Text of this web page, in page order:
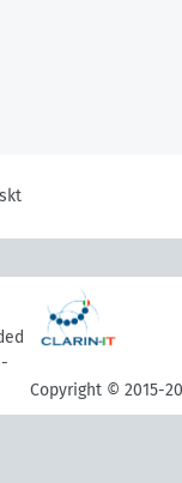
Copyright © 2015-